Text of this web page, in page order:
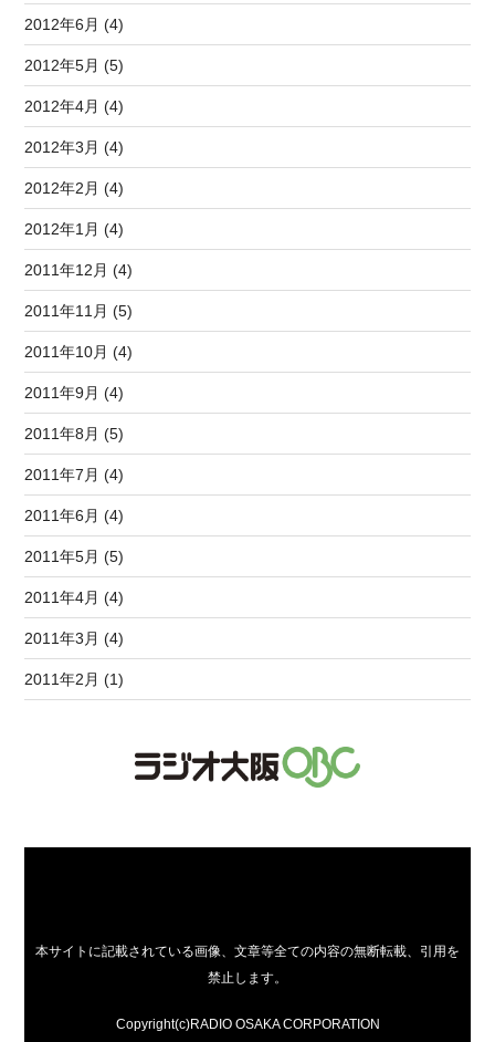
2012年6月 (4)
2012年5月 (5)
2012年4月 (4)
2012年3月 (4)
2012年2月 (4)
2012年1月 (4)
2011年12月 (4)
2011年11月 (5)
2011年10月 (4)
2011年9月 (4)
2011年8月 (5)
2011年7月 (4)
2011年6月 (4)
2011年5月 (5)
2011年4月 (4)
2011年3月 (4)
2011年2月 (1)
本サイトに記載されている画像、文章等全ての内容の無断転載、引用を
禁止します。
Copyright(c)RADIO OSAKA CORPORATION